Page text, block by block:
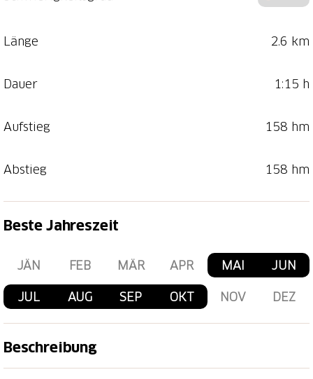
Länge 2.6 km
Dauer 1:15 h
Aufstieg 158 hm
Abstieg 158 hm
Beste Jahreszeit
JÄN FEB MÄR APR MAI JUN
JUL AUG SEP OKT NOV DEZ
Beschreibung